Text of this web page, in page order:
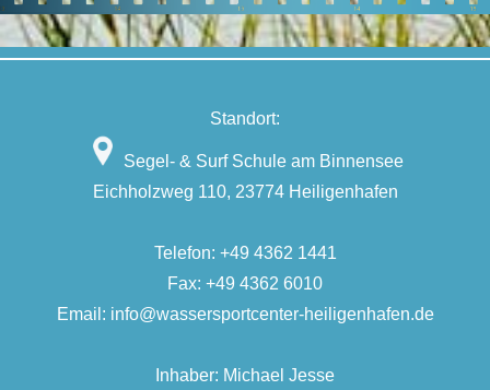
Standort:
Segel- & Surf Schule am Binnensee
Eichholzweg 110, 23774 Heiligenhafen
Telefon: +49 4362 1441
Fax: +49 4362 6010
Email: info@wassersportcenter-heiligenhafen.de
Inhaber: Michael Jesse